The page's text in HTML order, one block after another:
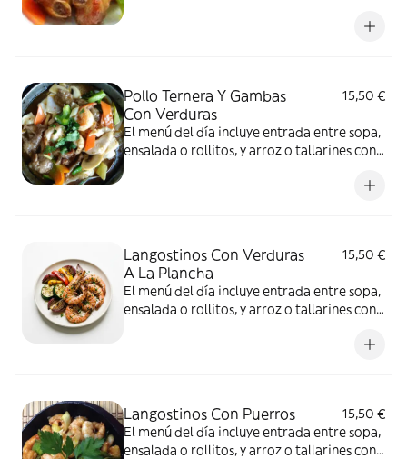
Pollo Ternera Y Gambas
Con Verduras
15,50 €
El menú del día incluye entrada entre sopa,
ensalada o rollitos, y arroz o tallarines con
Langostinos Con Verduras
A La Plancha
15,50 €
El menú del día incluye entrada entre sopa,
ensalada o rollitos, y arroz o tallarines con
Langostinos Con Puerros
15,50 €
El menú del día incluye entrada entre sopa,
ensalada o rollitos, y arroz o tallarines con